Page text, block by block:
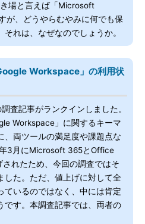
場と言えば「Microsoft
が、どうやらむやみに何でも保
れは、なぜなのでしょうか。
Workspace」の利用状
査記事がランクインしました。
Workspace」に関するキーマ
、両ツールの満足度や課題点な
3月にMicrosoft 365とOffice
れたため、今回の調査ではそ
した。ただ、値上げに対して全
ているのではなく、中には肯定
です。本調査記事では、両者の